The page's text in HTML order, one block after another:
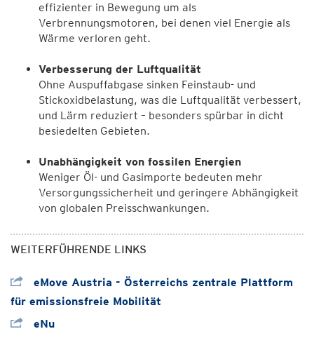
effizienter in Bewegung um als
Verbrennungsmotoren, bei denen viel Energie als
Wärme verloren geht.
Verbesserung der Luftqualität
Ohne Auspuffabgase sinken Feinstaub- und
Stickoxidbelastung, was die Luftqualität verbessert,
und Lärm reduziert – besonders spürbar in dicht
besiedelten Gebieten.
Unabhängigkeit von fossilen Energien
Weniger Öl- und Gasimporte bedeuten mehr
Versorgungssicherheit und geringere Abhängigkeit
von globalen Preisschwankungen.
WEITERFÜHRENDE LINKS
eMove Austria - Österreichs zentrale Plattform
für emissionsfreie Mobilität
eNu